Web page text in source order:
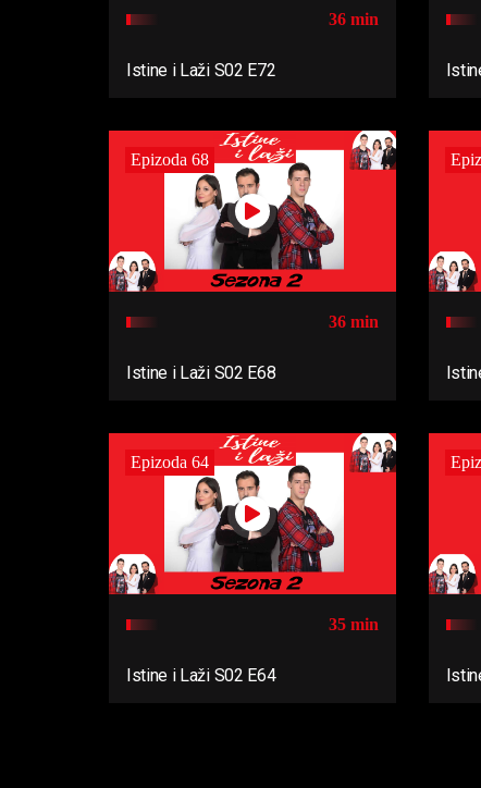
36 min
Istine i Laži S02 E72
Epizoda 68
36 min
Istine i Laži S02 E68
Epizoda 64
35 min
Istine i Laži S02 E64